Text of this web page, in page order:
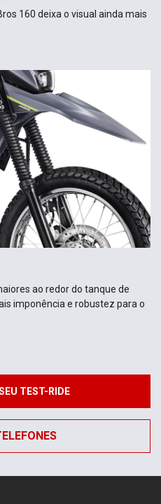
160 deixa o visual ainda mais
ao redor do tanque de
imponência e robustez para o
TEST-RIDE